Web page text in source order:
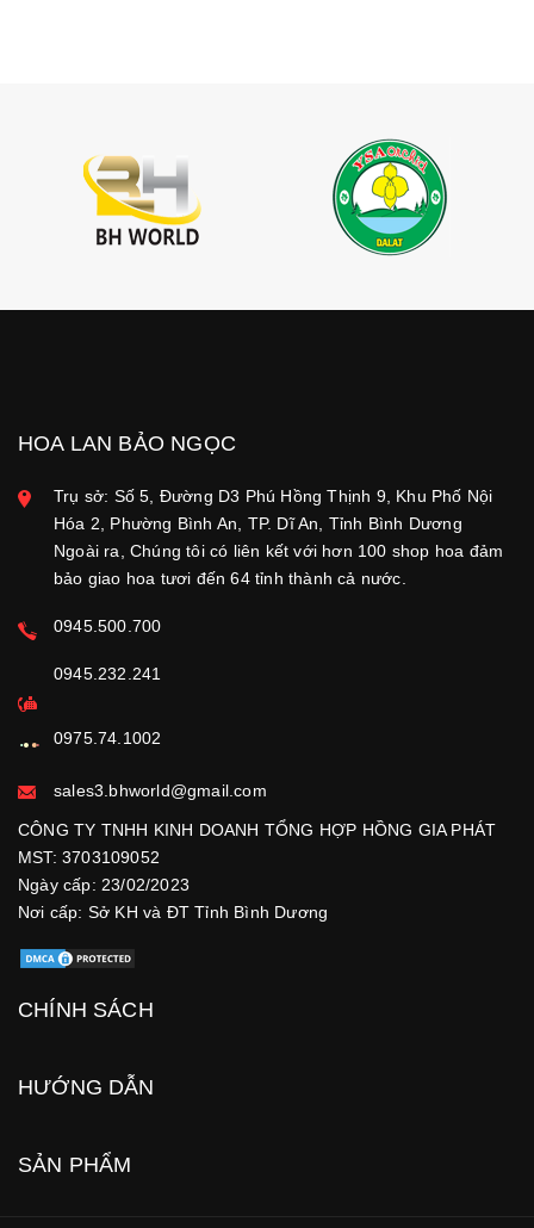
HOA LAN BẢO NGỌC
Trụ sở: Số 5, Đường D3 Phú Hồng Thịnh 9, Khu Phố Nội
Hóa 2, Phường Bình An, TP. Dĩ An, Tỉnh Bình Dương
Ngoài ra, Chúng tôi có liên kết với hơn 100 shop hoa đảm
bảo giao hoa tươi đến 64 tỉnh thành cả nước.
0945.500.700
0945.232.241
0975.74.1002
sales3.bhworld@gmail.com
CÔNG TY TNHH KINH DOANH TỔNG HỢP HỒNG GIA PHÁT
MST: 3703109052
Ngày cấp: 23/02/2023
Nơi cấp: Sở KH và ĐT Tỉnh Bình Dương
CHÍNH SÁCH
HƯỚNG DẪN
SẢN PHẨM